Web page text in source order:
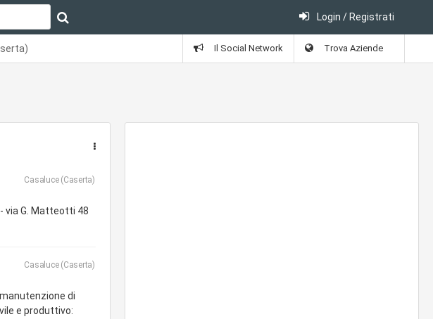
Login / Registrati
Il Social Network Trova Aziende
Casaluce (Caserta)
via G. Matteotti 48
Casaluce (Caserta)
di
e produttivo: